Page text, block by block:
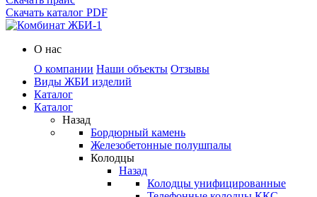
Скачать каталог PDF
О нас
О компании Наши объекты Отзывы
Виды ЖБИ изделий
Каталог
Каталог
Назад
Бордюрный камень
Железобетонные полушпалы
Колодцы
Назад
Колодцы унифицированные